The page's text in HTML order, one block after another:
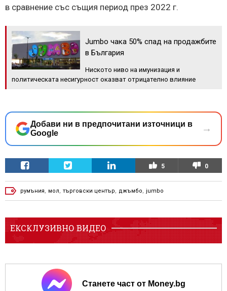
в сравнение със същия период през 2022 г.
Jumbo чака 50% спад на продажбите
в България
Ниското ниво на имунизация и
политическата несигурност оказват отрицателно влияние
Добави ни в предпочитани източници в
Google
→
5 0
румъния, мол, търговски център, джъмбо, jumbo
ЕКСКЛУЗИВНО ВИДЕО
Станете част от Money.bg